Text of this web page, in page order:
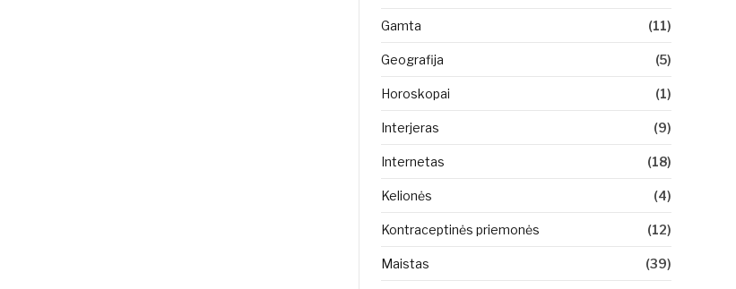
Gamta (11)
Geografija (5)
Horoskopai (1)
Interjeras (9)
Internetas (18)
Kelionės (4)
Kontraceptinės priemonės (12)
Maistas (39)